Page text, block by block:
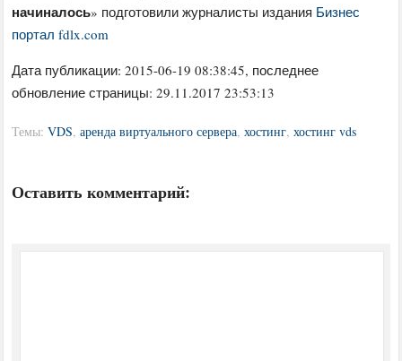
начиналось» подготовили журналисты издания Бизнес
портал fdlx.com
Дата публикации:2015-06-19 08:38:45, последнее
обновление страницы: 29.11.2017 23:53:13
Темы:VDS,аренда виртуального сервера,хостинг,хостинг vds
Оставить комментарий: